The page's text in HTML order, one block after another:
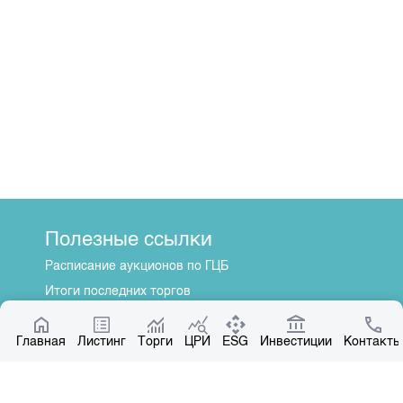
Главная Листинг Торги ЦРИ ESG Инвестиции Контакты
Полезные ссылки
Расписание аукционов по ГЦБ
Итоги последних торгов
Котировки по ЦБ
Центр раскрытия информации